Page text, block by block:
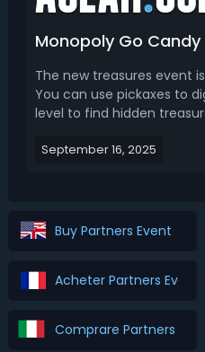
The new treasures event
You can use pickaxes to
level to find hidden
Land Treasures event
September 16, 2025
Buy Partners Event
Acheter Partners Event
Comprare Partners Event